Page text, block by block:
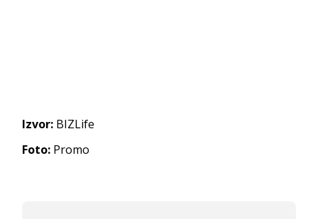
Izvor: BIZLife
Foto: Promo